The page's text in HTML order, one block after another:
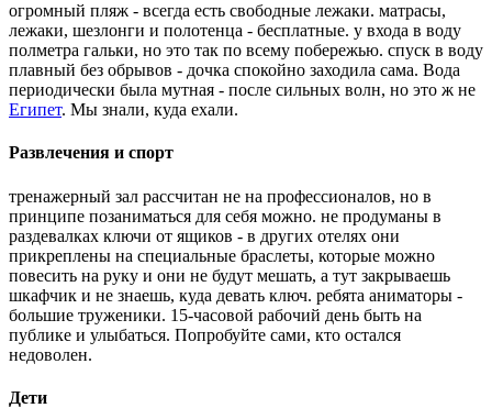
огромный пляж - всегда есть свободные лежаки. матрасы,
лежаки, шезлонги и полотенца - бесплатные. у входа в воду
полметра гальки, но это так по всему побережью. спуск в воду
плавный без обрывов - дочка спокойно заходила сама. Вода
периодически была мутная - после сильных волн, но это ж не
Египет. Мы знали, куда ехали.
Развлечения и спорт
тренажерный зал рассчитан не на профессионалов, но в
принципе позаниматься для себя можно. не продуманы в
раздевалках ключи от ящиков - в других отелях они
прикреплены на специальные браслеты, которые можно
повесить на руку и они не будут мешать, а тут закрываешь
шкафчик и не знаешь, куда девать ключ. ребята аниматоры -
большие труженики. 15-часовой рабочий день быть на
публике и улыбаться. Попробуйте сами, кто остался
недоволен.
Дети